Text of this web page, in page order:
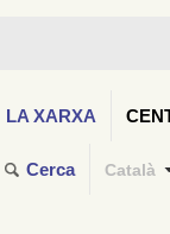
LA XARXA
Cerca Català